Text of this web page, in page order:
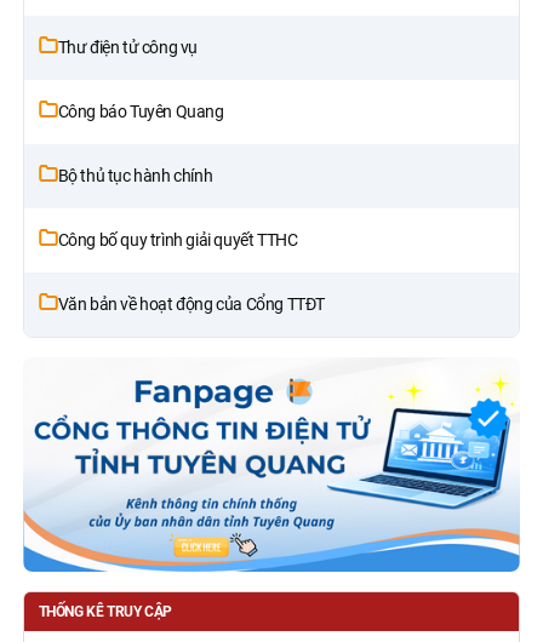
Thư điện tử công vụ
Công báo Tuyên Quang
Bộ thủ tục hành chính
Công bố quy trình giải quyết TTHC
Văn bản về hoạt động của Cổng TTĐT
THỐNG KÊ TRUY CẬP